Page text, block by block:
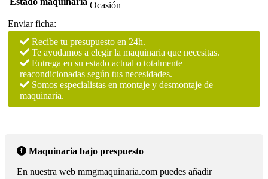
Ocasión
Enviar ficha:
Recibe tu presupuesto en 24h.
Te ayudamos a elegir la maquinaria que necesitas.
Entrega en su estado actual o totalmente
reacondicionadas según tus necesidades.
Somos especialistas en montaje y desmontaje de
maquinaria.
Maquinaria bajo prespuesto
En nuestra web mmgmaquinaria.com puedes añadir